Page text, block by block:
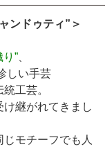
ンドゥティ”＞
”
しい手芸
工芸。
継がれてきまし
モチーフでも人